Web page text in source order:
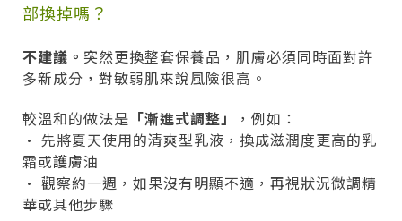
部換掉嗎？
不建議。 突然更換整套保養品，肌膚必須同時面對許
多新成分，對敏弱肌來說風險很高。
較溫和的做法是 「漸進式調整」
，例如：
• 先將夏天使用的清爽型乳液，換成滋潤度更高的乳
霜或護膚油
• 觀察約一週，如果沒有明顯不適，再視狀況微調精
華或其他步驟